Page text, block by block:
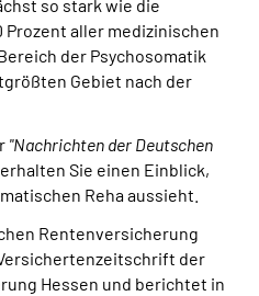
so stark wie die
Prozent aller medizinischen
der Psychosomatik
Gebiet nach der
"Nachrichten der Deutschen
Sie einen Einblick,
Reha aussieht.
Rentenversicherung
der
Hessen und berichtet in